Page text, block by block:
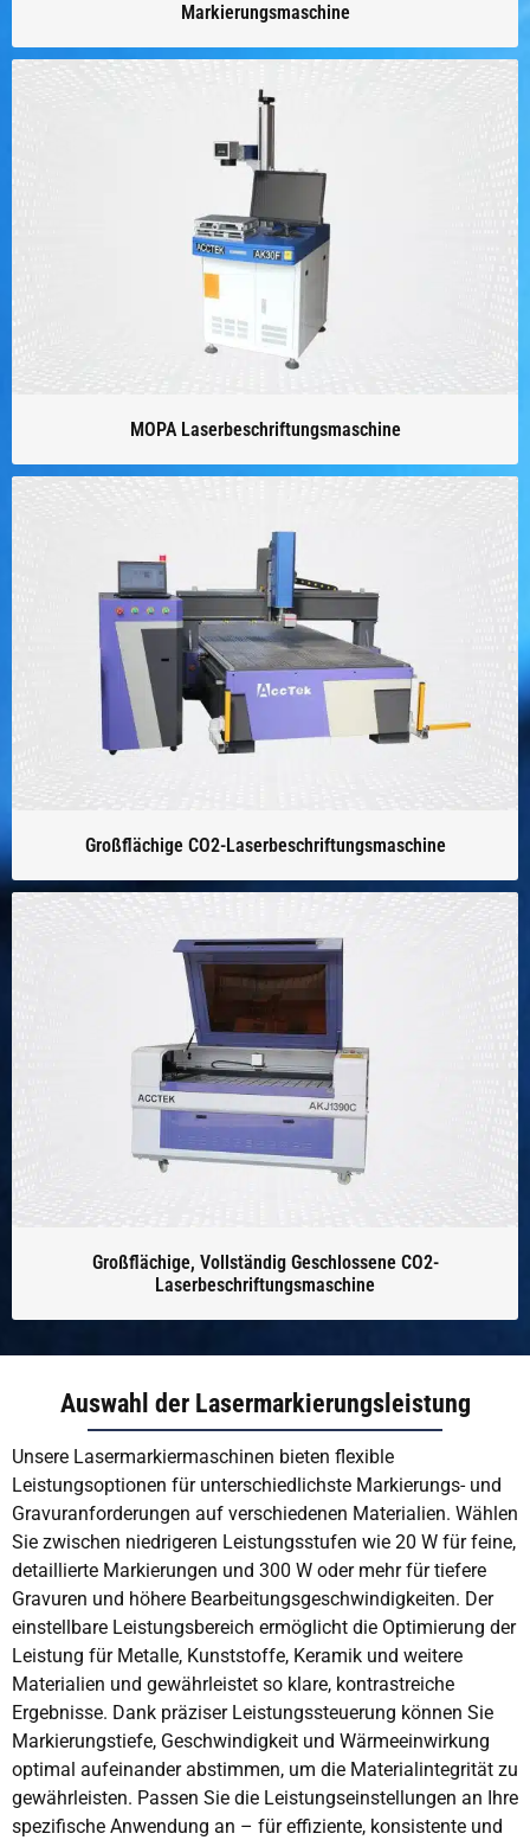
Markierungsmaschine
MOPA Laserbeschriftungsmaschine
Großflächige CO2-Laserbeschriftungsmaschine
Großflächige, Vollständig Geschlossene CO2-
Laserbeschriftungsmaschine
Auswahl der Lasermarkierungsleistung
Unsere Lasermarkiermaschinen bieten flexible
Leistungsoptionen für unterschiedlichste Markierungs- und
Gravuranforderungen auf verschiedenen Materialien. Wählen
Sie zwischen niedrigeren Leistungsstufen wie 20 W für feine,
detaillierte Markierungen und 300 W oder mehr für tiefere
Gravuren und höhere Bearbeitungsgeschwindigkeiten. Der
einstellbare Leistungsbereich ermöglicht die Optimierung der
Leistung für Metalle, Kunststoffe, Keramik und weitere
Materialien und gewährleistet so klare, kontrastreiche
Ergebnisse. Dank präziser Leistungssteuerung können Sie
Markierungstiefe, Geschwindigkeit und Wärmeeinwirkung
optimal aufeinander abstimmen, um die Materialintegrität zu
gewährleisten. Passen Sie die Leistungseinstellungen an Ihre
spezifische Anwendung an – für effiziente, konsistente und